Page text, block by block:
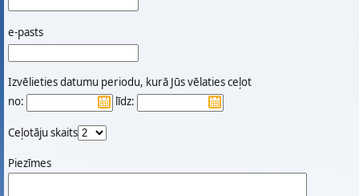
e-pasts
Izvēlieties datumu periodu, kurā Jūs vēlaties ceļot
no:
līdz:
Ceļotāju skaits
Piezīmes